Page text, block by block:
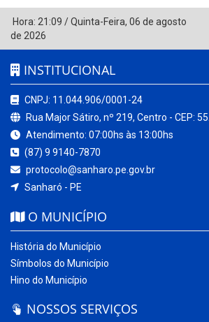
Hora: 21:09 /Quinta-Feira, 06 de agosto
de 2026
INSTITUCIONAL
CNPJ: 11.044.906/0001-24
Rua Major Sátiro, nº 219, Centro - CEP:
Atendimento: 07:00hs às 13:00hs
(87) 9 9140-7870
protocolo@sanharo.pe.gov.br
Sanharó - PE
O MUNICÍPIO
História do Município
Símbolos do Município
Hino do Município
NOSSOS SERVIÇOS